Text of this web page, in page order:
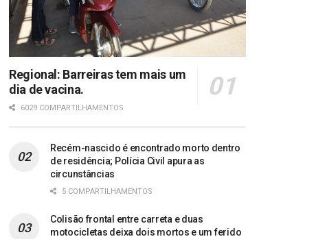
Regional: Barreiras tem mais um
dia de vacina.
6029 COMPARTILHAMENTOS
Recém-nascido é encontrado morto dentro
de residência; Polícia Civil apura as
circunstâncias
5 COMPARTILHAMENTOS
Colisão frontal entre carreta e duas
motocicletas deixa dois mortos e um ferido